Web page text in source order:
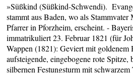
»Süßkind (Süßkind-Schwendi).
stammt aus Baden, wo als
Pfarrer in Pforzheim, erscheint. -
immatrikuliert 23. Februar 1821 (für
Wappen (1821):Geviert mit goldenem
aufsteigende, eingebogene rote
silbernen Festungsturm mit schwarzem